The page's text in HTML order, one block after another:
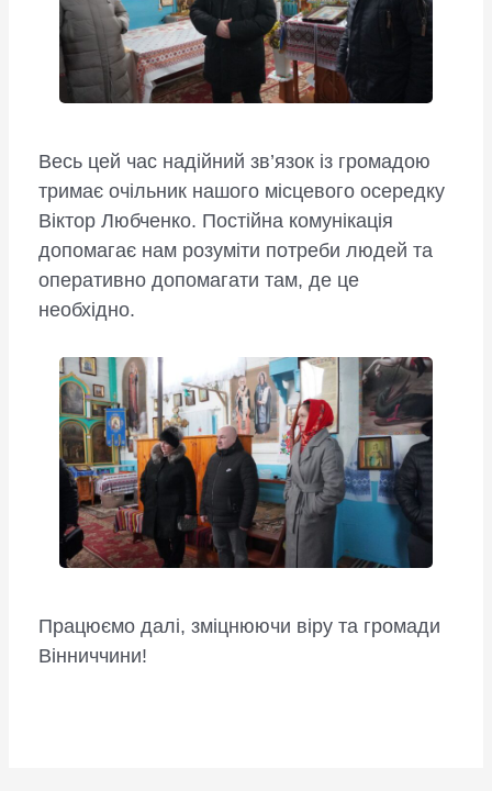
​Весь цей час надійний зв’язок із громадою
тримає очільник нашого місцевого осередку
Віктор Любченко. Постійна комунікація
допомагає нам розуміти потреби людей та
оперативно допомагати там, де це
необхідно.
Працюємо далі, зміцнюючи віру та громади
Вінниччини!